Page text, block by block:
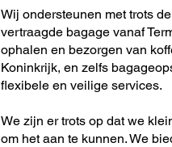
Wij ondersteunen met trots
vertraagde bagage vanaf
ophalen en bezorgen van
Koninkrijk, en zelfs
flexibele en veilige services.
We zijn er trots op dat we
om het aan te kunnen. We